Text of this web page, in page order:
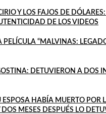
Y LOS FAJOS DE
DE LOS VIDEOS
PELÍCULA “MALVINAS:
DETUVIERON A DOS
ESPOSA HABÍA MUERTO POR
DOS MESES DESPUÉS LO